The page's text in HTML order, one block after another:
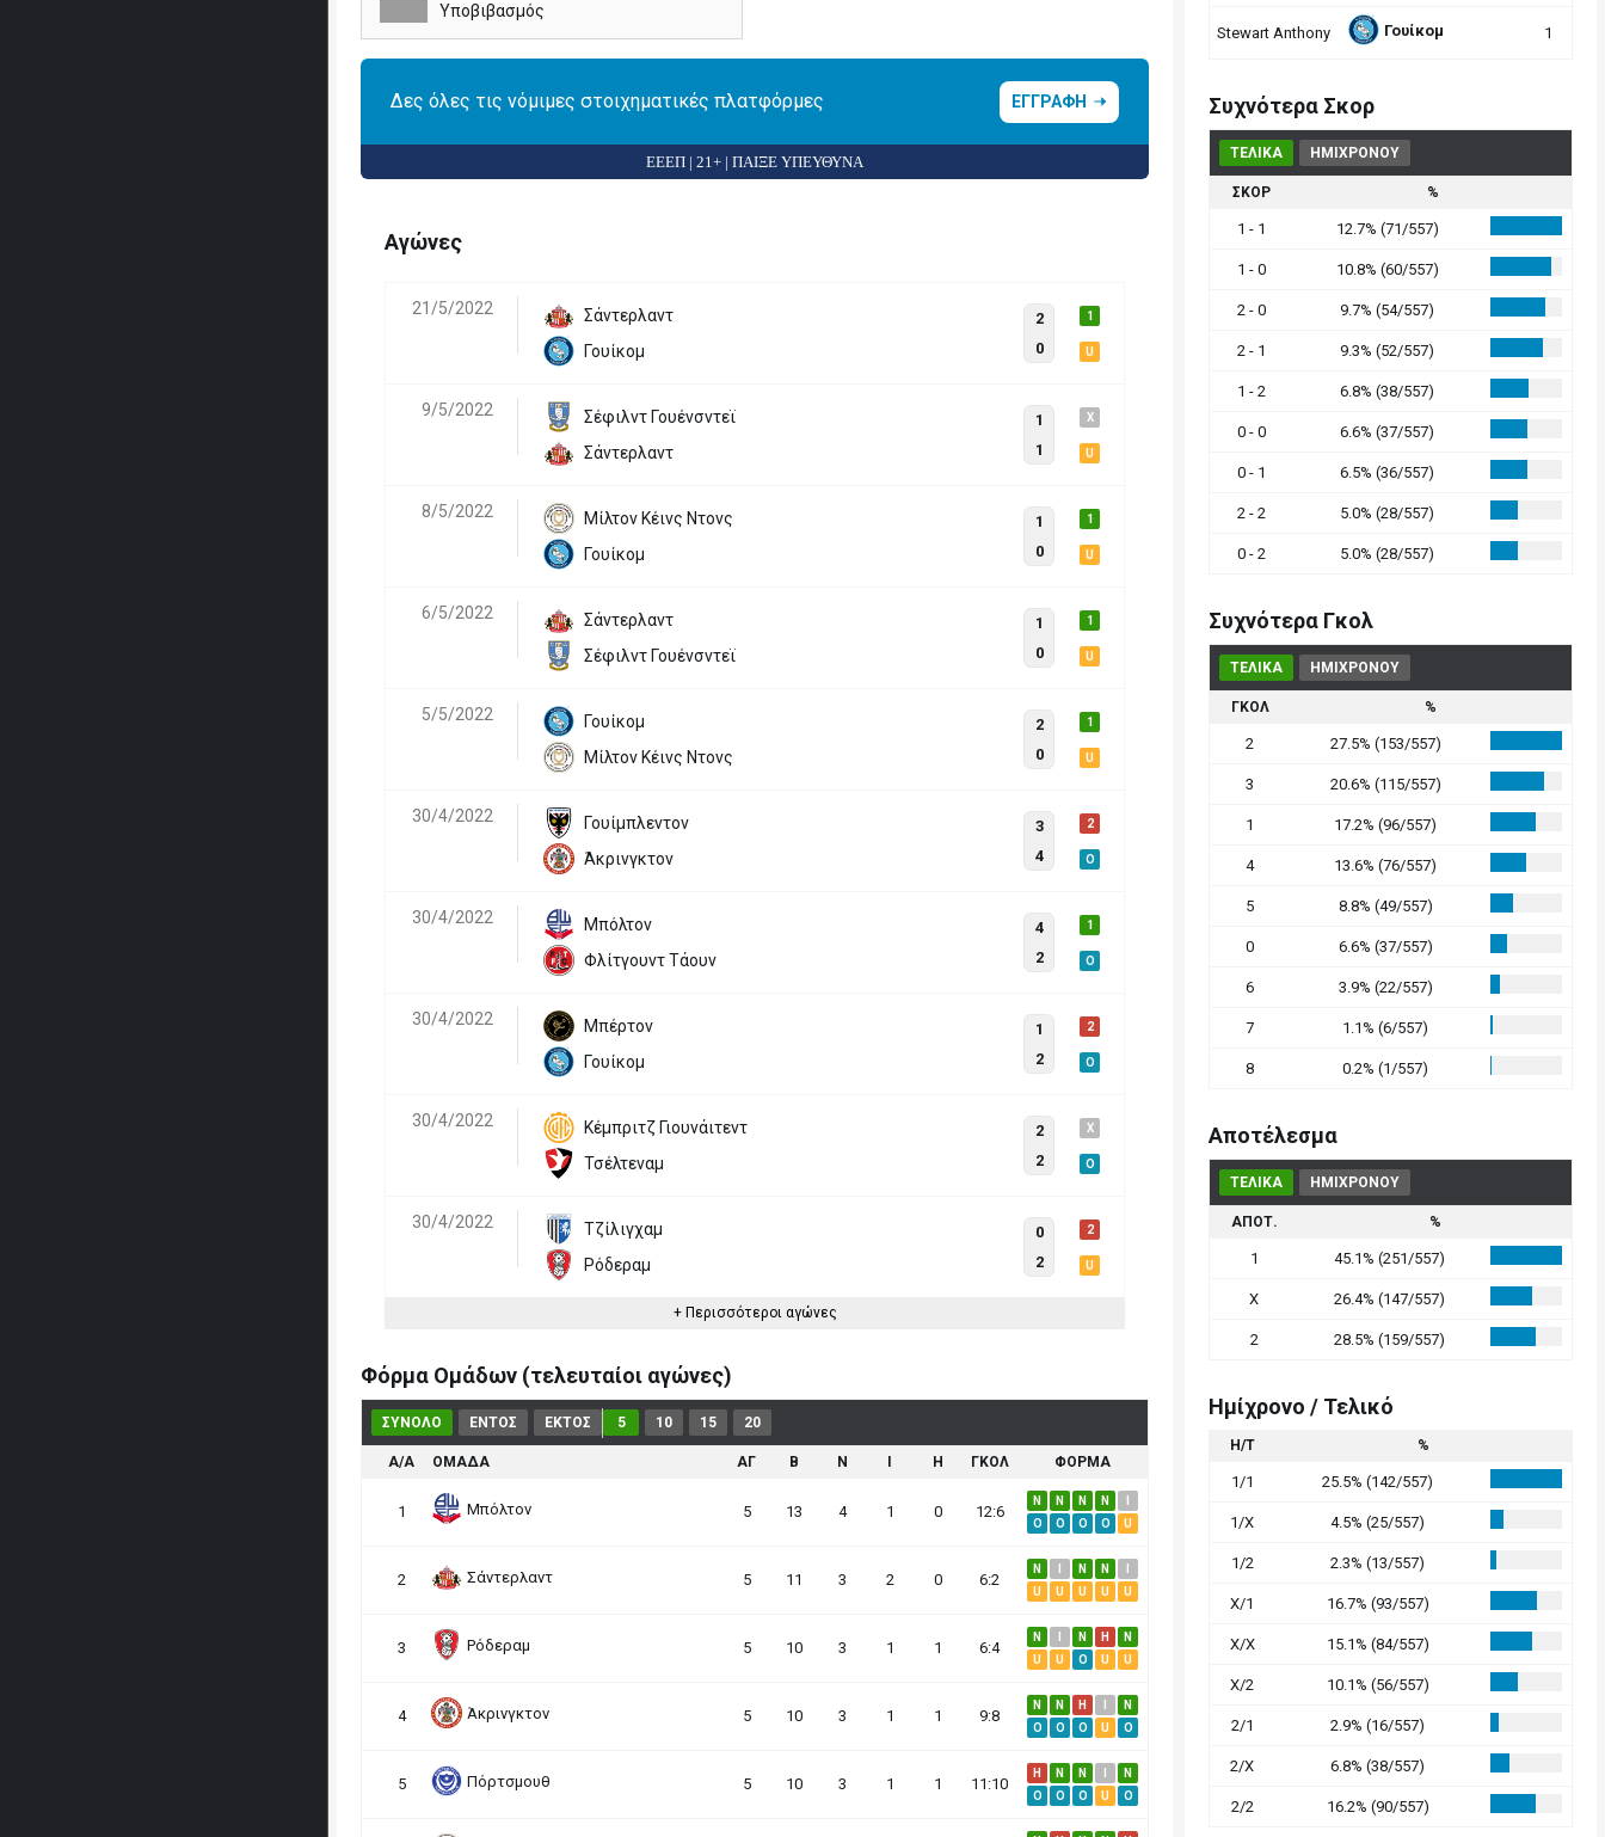
Υποβιβασμός
Δες όλες τις νόμιμες στοιχηματικές πλατφόρμες ΕΓΓΡΑΦΗ
ΕΕΕΠ | 21+ | ΠΑΙΞΕ ΥΠΕΥΘΥΝΑ
Αγώνες
21/5/2022
Σάντερλαντ
Γουίκομ
2
0
1
U
9/5/2022
Σέφιλντ Γουένσντεϊ
Σάντερλαντ
1
1
X
U
8/5/2022
Μίλτον Κέινς Ντονς
Γουίκομ
1
0
1
U
6/5/2022
Σάντερλαντ
Σέφιλντ Γουένσντεϊ
1
0
1
U
5/5/2022
Γουίκομ
Μίλτον Κέινς Ντονς
2
0
1
U
30/4/2022
Γουίμπλεντον
Άκρινγκτον
3
4
2
O
30/4/2022
Μπόλτον
Φλίτγουντ Τάουν
4
2
1
O
30/4/2022
Μπέρτον
Γουίκομ
1
2
2
O
30/4/2022
Κέμπριτζ Γιουνάιτεντ
Τσέλτεναμ
2
2
X
O
30/4/2022
Τζίλιγχαμ
Ρόδεραμ
0
2
2
U
+ Περισσότεροι αγώνες
Φόρμα Ομάδων (τελευταίοι αγώνες)
ΣΥΝΟΛΟ ΕΝΤΟΣ ΕΚΤΟΣ 5 10 15 20
Α/Α ΟΜΑΔΑ ΑΓ B N H ΓΚΟΛ ΦΟΡΜΑ
1 Μπόλτον 5 13 4 1 0 12:6
N N N N
O
O O O U
2 Σάντερλαντ 5 11 3 2 0 6:2
N N N
U
U U U U
3 Ρόδεραμ 5 10 3 1 1 6:4
N N H
N
U
U O U U
4 Άκρινγκτον 5 10 3 1 1 9:8
N N H
N
O
O O U O
5 Πόρτσμουθ 5 10 3 1 1 11:10
H N N
N
O
O O U O
Stewart Anthony Γουίκομ 1
Συχνότερα Σκορ
ΤΕΛΙΚΑ ΗΜΙΧΡΟΝΟΥ
ΣΚΟΡ %
1 - 1 12.7% (71/557)
1 - 0 10.8% (60/557)
2 - 0 9.7% (54/557)
2 - 1 9.3% (52/557)
1 - 2 6.8% (38/557)
0 - 0 6.6% (37/557)
0 - 1 6.5% (36/557)
2 - 2 5.0% (28/557)
0 - 2 5.0% (28/557)
Συχνότερα Γκολ
ΤΕΛΙΚΑ ΗΜΙΧΡΟΝΟΥ
ΓΚΟΛ %
2 27.5% (153/557)
3 20.6% (115/557)
1 17.2% (96/557)
4 13.6% (76/557)
5 8.8% (49/557)
0 6.6% (37/557)
6 3.9% (22/557)
7 1.1% (6/557)
8 0.2% (1/557)
Αποτέλεσμα
ΤΕΛΙΚΑ ΗΜΙΧΡΟΝΟΥ
ΑΠΟΤ. %
1 45.1% (251/557)
X 26.4% (147/557)
2 28.5% (159/557)
Ημίχρονο / Τελικό
Η/Τ %
1/1 25.5% (142/557)
1/X 4.5% (25/557)
1/2 2.3% (13/557)
X/1 16.7% (93/557)
X/X 15.1% (84/557)
X/2 10.1% (56/557)
2/1 2.9% (16/557)
2/X 6.8% (38/557)
2/2 16.2% (90/557)